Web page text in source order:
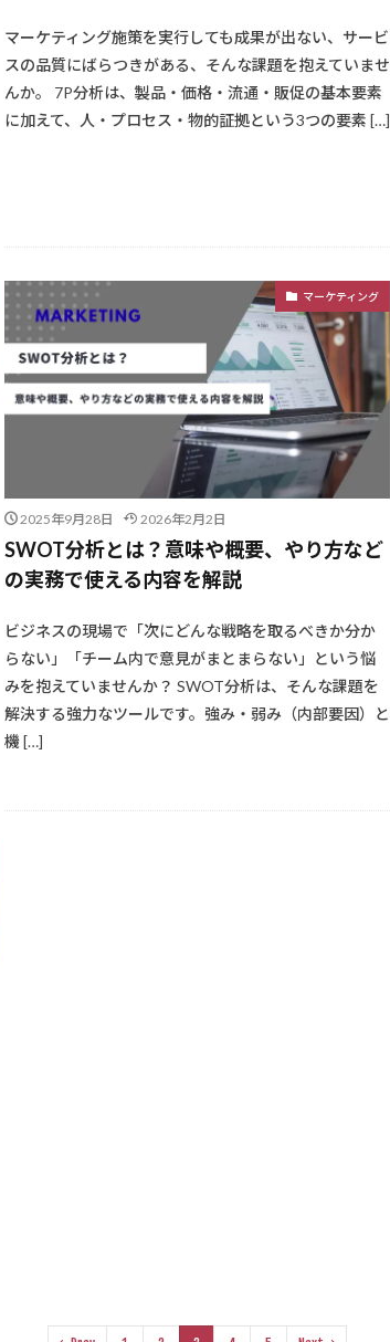
マーケティング施策を実行しても成果が出ない、サービ
スの品質にばらつきがある、そんな課題を抱えていませ
んか。 7P分析は、製品・価格・流通・販促の基本要素
に加えて、人・プロセス・物的証拠という3つの要素 […]
マーケティング
2025年9月28日 2026年2月2日
SWOT分析とは？意味や概要、やり方など
の実務で使える内容を解説
ビジネスの現場で「次にどんな戦略を取るべきか分か
らない」「チーム内で意見がまとまらない」という悩
みを抱えていませんか？ SWOT分析は、そんな課題を
解決する強力なツールです。強み・弱み（内部要因）と
機 […]